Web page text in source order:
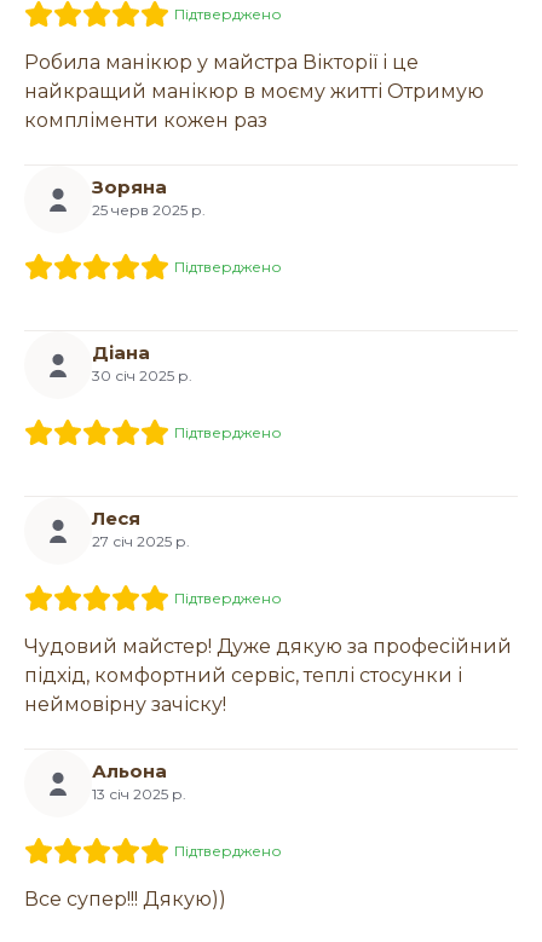
Підтверджено
Робила манікюр у майстра Вікторії і це
найкращий манікюр в моєму житті Отримую
компліменти кожен раз
Зоряна
25 черв 2025 р.
Підтверджено
Діана
30 січ 2025 р.
Підтверджено
Леся
27 січ 2025 р.
Підтверджено
Чудовий майстер! Дуже дякую за професійний
підхід, комфортний сервіс, теплі стосунки і
неймовірну зачіску!
Альона
13 січ 2025 р.
Підтверджено
Все супер!!! Дякую))